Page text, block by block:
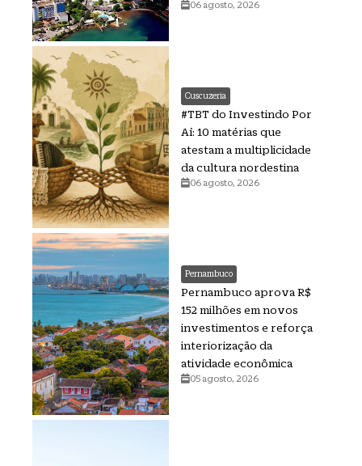
06 agosto, 2026
Cuscuzeria
#TBT do Investindo Por
Aí: 10 matérias que
atestam a multiplicidade
da cultura nordestina
06 agosto, 2026
Pernambuco
Pernambuco aprova R$
152 milhões em novos
investimentos e reforça
interiorização da
atividade econômica
05 agosto, 2026